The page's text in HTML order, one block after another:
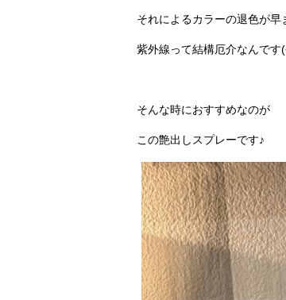
それによるカラーの退色が早
紫外線って結構厄介なんです
そんな時におすすめなのが
この艶出しスプレーです♪